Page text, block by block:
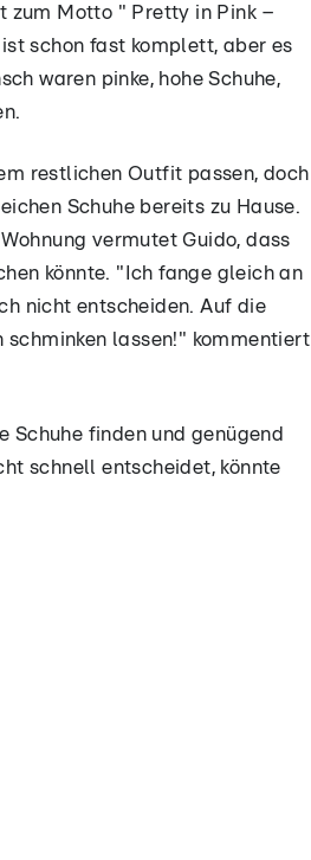
zum Motto " Pretty in Pink –
schon fast komplett, aber es
waren pinke, hohe Schuhe,
restlichen Outfit passen, doch
Schuhe bereits zu Hause.
vermutet Guido, dass
könnte. "Ich fange gleich an
nicht entscheiden. Auf die
schminken lassen!" kommentiert
Schuhe finden und genügend
schnell entscheidet, könnte